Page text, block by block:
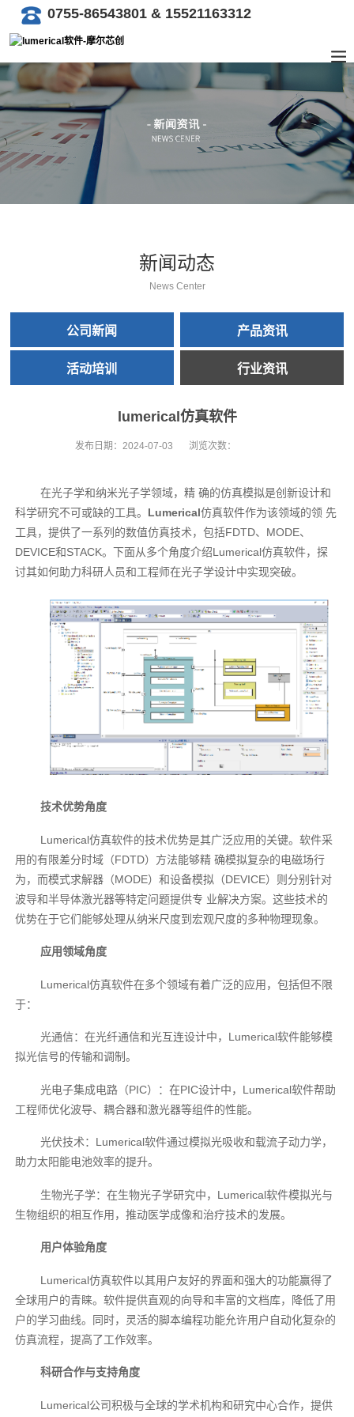
0755-86543801 & 15521163312
新闻动态
News Center
公司新闻 产品资讯
活动培训 行业资讯
lumerical仿真软件
发布日期： 2024-07-03 浏览次数：
在光子学和纳米光子学领域，精 确的仿真模拟是创新设计和
科学研究不可或缺的工具。 Lumerical仿真软件作为该领域的领 先
工具，提供了一系列的数值仿真技术，包括FDTD、MODE、
DEVICE和STACK。下面从多个角度介绍Lumerical仿真软件，探
讨其如何助力科研人员和工程师在光子学设计中实现突破。
技术优势角度
Lumerical仿真软件的技术优势是其广泛应用的关键。软件采
用的有限差分时域（FDTD）方法能够精 确模拟复杂的电磁场行
为，而模式求解器（MODE）和设备模拟（DEVICE）则分别针对
波导和半导体激光器等特定问题提供专 业解决方案。这些技术的
优势在于它们能够处理从纳米尺度到宏观尺度的多种物理现象。
应用领域角度
Lumerical仿真软件在多个领域有着广泛的应用，包括但不限
于：
光通信：在光纤通信和光互连设计中，Lumerical软件能够模
拟光信号的传输和调制。
光电子集成电路（PIC）：在PIC设计中，Lumerical软件帮助
工程师优化波导、耦合器和激光器等组件的性能。
光伏技术：Lumerical软件通过模拟光吸收和载流子动力学，
助力太阳能电池效率的提升。
生物光子学：在生物光子学研究中，Lumerical软件模拟光与
生物组织的相互作用，推动医学成像和治疗技术的发展。
用户体验角度
Lumerical仿真软件以其用户友好的界面和强大的功能赢得了
全球用户的青睐。软件提供直观的向导和丰富的文档库，降低了用
户的学习曲线。同时，灵活的脚本编程功能允许用户自动化复杂的
仿真流程，提高了工作效率。
科研合作与支持角度
Lumerical公司积极与全球的学术机构和研究中心合作，提供